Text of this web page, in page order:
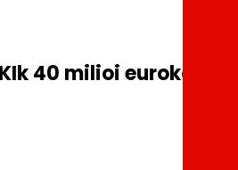
40 milioi euroko